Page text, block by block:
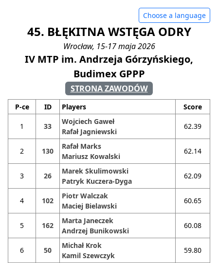
Choose a language
45. BŁĘKITNA WSTĘGA ODRY
Wrocław, 15-17 maja 2026
IV MTP im. Andrzeja Górzyńskiego,
Budimex GPPP
STRONA ZAWODÓW
P-ce ID Players Score
1 33
Wojciech Gaweł
Rafał Jagniewski
62.39
2 130
Rafał Marks
Mariusz Kowalski
62.14
3 26
Marek Skulimowski
Patryk Kuczera-Dyga
62.09
4 102
Piotr Walczak
Maciej Bielawski
60.65
5 162
Marta Janeczek
Andrzej Bunikowski
60.08
6 50
Michał Krok
Kamil Szewczyk
59.80